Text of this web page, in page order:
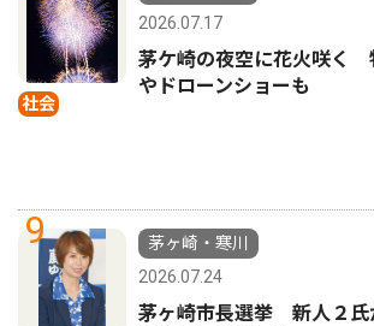
社会
2026.07.17
茅ケ崎の夜空に花火咲く
やドローンショーも
9
茅ヶ崎・寒川
2026.07.24
茅ヶ崎市長選挙 新人２